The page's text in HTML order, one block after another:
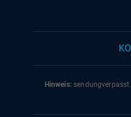
Hinweis:sendungverpasst.